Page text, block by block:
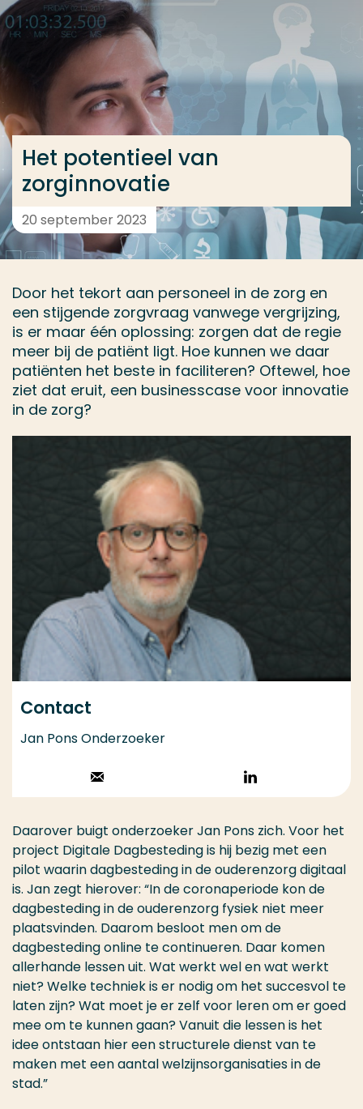
Ga direct naar de content
... > Het potentieel van zorginnovatie
Het potentieel van
zorginnovatie
20 september 2023
Door het tekort aan personeel in de zorg en
een stijgende zorgvraag vanwege vergrijzing,
is er maar één oplossing: zorgen dat de regie
meer bij de patiënt ligt. Hoe kunnen we daar
patiënten het beste in faciliteren? Oftewel, hoe
ziet dat eruit, een businesscase voor innovatie
in de zorg?
Contact
Jan Pons Onderzoeker
Stuur een email
Volg op
LinkedIn
Daarover buigt onderzoeker Jan Pons zich. Voor het
project Digitale Dagbesteding is hij bezig met een
pilot waarin dagbesteding in de ouderenzorg digitaal
is. Jan zegt hierover: “In de coronaperiode kon de
dagbesteding in de ouderenzorg fysiek niet meer
plaatsvinden. Daarom besloot men om de
dagbesteding online te continueren. Daar komen
allerhande lessen uit. Wat werkt wel en wat werkt
niet? Welke techniek is er nodig om het succesvol te
laten zijn? Wat moet je er zelf voor leren om er goed
mee om te kunnen gaan? Vanuit die lessen is het
idee ontstaan hier een structurele dienst van te
maken met een aantal welzijnsorganisaties in de
stad.”
Veel gezocht
Opleiding
Contact